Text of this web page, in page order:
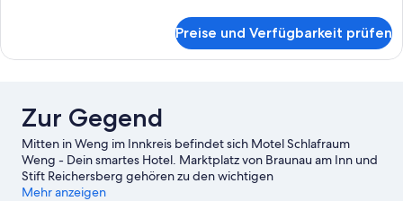
Dreibettzimmer
Preise und Verfügbarkeit prüfen
Zur Gegend
Mitten in Weng im Innkreis befindet sich Motel Schlafraum
Weng - Dein smartes Hotel. Marktplatz von Braunau am Inn und
Stift Reichersberg gehören zu den wichtigen
Sehenswürdigkeiten. Wer auch die Natur der Region
Mehr anzeigen